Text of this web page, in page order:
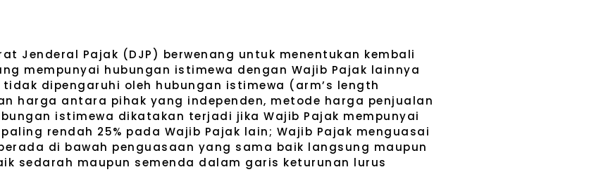
Jenderal Pajak (DJP) berwenang untuk menentukan kembali
mempunyai hubungan istimewa dengan Wajib Pajak lainnya
dipengaruhi oleh hubungan istimewa (arm’s length
harga antara pihak yang independen, metode harga penjualan
istimewa dikatakan terjadi jika Wajib Pajak mempunyai
rendah 25% pada Wajib Pajak lain; Wajib Pajak menguasai
di bawah penguasaan yang sama baik langsung maupun
sedarah maupun semenda dalam garis keturunan lurus